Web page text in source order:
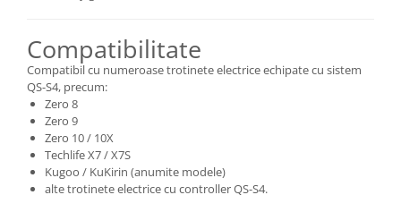
Compatibilitate
Compatibil cu numeroase trotinete electrice echipate cu sistem
QS-S4, precum:
Zero 8
Zero 9
Zero 10 / 10X
Techlife X7 / X7S
Kugoo / KuKirin (anumite modele)
alte trotinete electrice cu controller QS-S4.